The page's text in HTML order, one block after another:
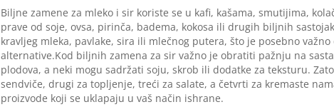
Biljne zamene za mleko i sir koriste se u kafi, kašama, smutijima,
prave od soje, ovsa, pirinča, badema, kokosa ili drugih biljnih
kravljeg mleka, pavlake, sira ili mlečnog putera, što je posebno
alternative.Kod biljnih zamena za sir važno je obratiti pažnju na
plodova, a neki mogu sadržati soju, skrob ili dodatke za teksturu.
sendviče, drugi za topljenje, treći za salate, a četvrti za kremaste
proizvode koji se uklapaju u vaš način ishrane.